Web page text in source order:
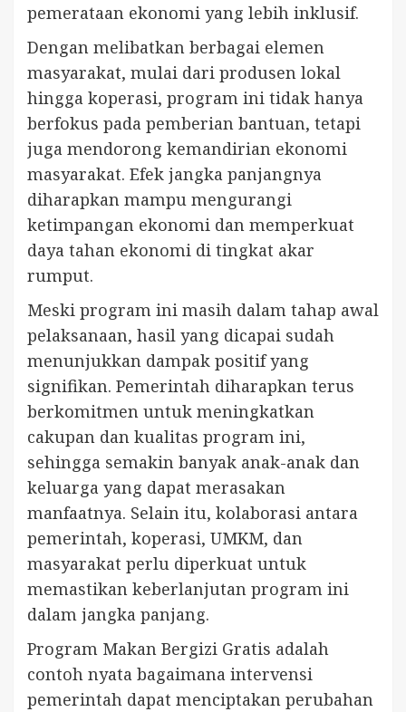
pemerataan ekonomi yang lebih inklusif.
Dengan melibatkan berbagai elemen
masyarakat, mulai dari produsen lokal
hingga koperasi, program ini tidak hanya
berfokus pada pemberian bantuan, tetapi
juga mendorong kemandirian ekonomi
masyarakat. Efek jangka panjangnya
diharapkan mampu mengurangi
ketimpangan ekonomi dan memperkuat
daya tahan ekonomi di tingkat akar
rumput.
Meski program ini masih dalam tahap awal
pelaksanaan, hasil yang dicapai sudah
menunjukkan dampak positif yang
signifikan. Pemerintah diharapkan terus
berkomitmen untuk meningkatkan
cakupan dan kualitas program ini,
sehingga semakin banyak anak-anak dan
keluarga yang dapat merasakan
manfaatnya. Selain itu, kolaborasi antara
pemerintah, koperasi, UMKM, dan
masyarakat perlu diperkuat untuk
memastikan keberlanjutan program ini
dalam jangka panjang.
Program Makan Bergizi Gratis adalah
contoh nyata bagaimana intervensi
pemerintah dapat menciptakan perubahan